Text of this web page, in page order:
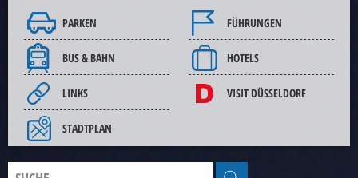
PARKEN
BUS & BAHN
LINKS
STADTPLAN
FÜHRUNGEN
HOTELS
VISIT DÜSSELDORF